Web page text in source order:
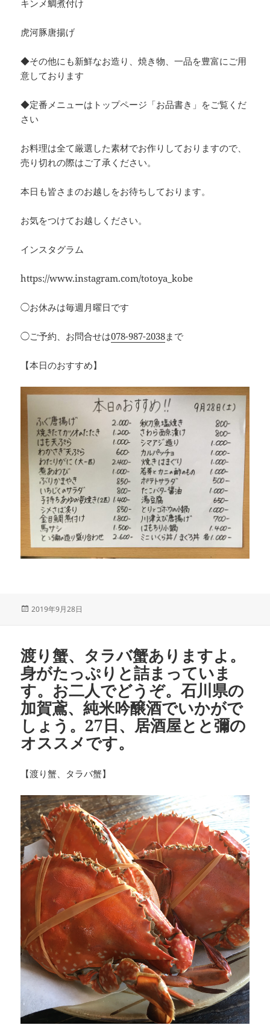
キンメ鯛煮付け
虎河豚唐揚げ
◆その他にも新鮮なお造り、焼き物、一品を豊富にご用
意しております
◆定番メニューはトップページ「お品書き」をご覧くだ
さい
お料理は全て厳選した素材でお作りしておりますので、
売り切れの際はご了承ください。
本日も皆さまのお越しをお待ちしております。
お気をつけてお越しください。
インスタグラム
https://www.instagram.com/totoya_kobe
◯お休みは毎週月曜日です
◯ご予約、お問合せは078-987-2038まで
【本日のおすすめ】
投
2019年9月28日
渡り蟹、タラバ蟹ありますよ。
身がたっぷりと詰まっていま
す。お二人でどうぞ。石川県の
加賀鳶、純米吟醸酒でいかがで
しょう。27日、居酒屋とと彌の
オススメです。
【渡り蟹、タラバ蟹】